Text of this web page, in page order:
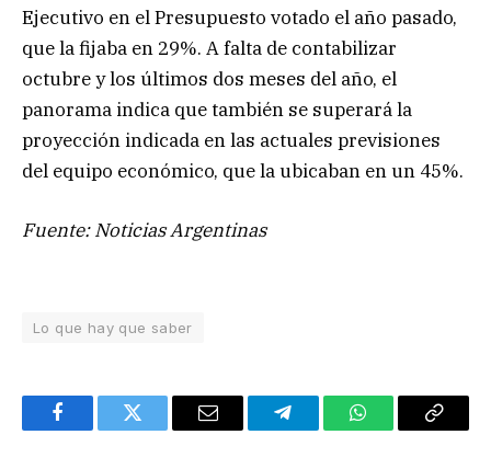
Ejecutivo en el Presupuesto votado el año pasado,
que la fijaba en 29%. A falta de contabilizar
octubre y los últimos dos meses del año, el
panorama indica que también se superará la
proyección indicada en las actuales previsiones
del equipo económico, que la ubicaban en un 45%.
Fuente: Noticias Argentinas
Lo que hay que saber
FacebookTwitter Email TelegramWhatsAppCopy